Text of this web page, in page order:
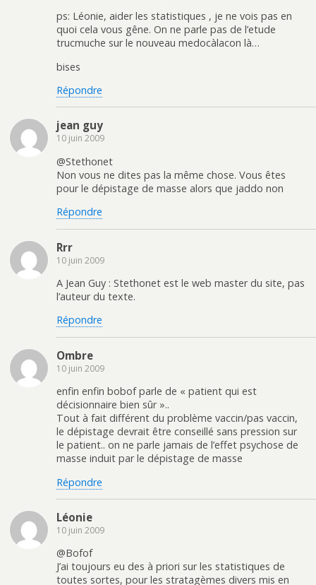
ps: Léonie, aider les statistiques , je ne vois pas en
quoi cela vous gêne. On ne parle pas de l’etude
trucmuche sur le nouveau medocàlacon là…
bises
Répondre
jean guy
10 juin 2009
@Stethonet
Non vous ne dites pas la même chose. Vous êtes
pour le dépistage de masse alors que jaddo non
Répondre
Rrr
10 juin 2009
A Jean Guy : Stethonet est le web master du site, pas
l’auteur du texte.
Répondre
Ombre
10 juin 2009
enfin enfin bobof parle de « patient qui est
décisionnaire bien sûr »..
Tout à fait différent du problème vaccin/pas vaccin,
le dépistage devrait être conseillé sans pression sur
le patient.. on ne parle jamais de l’effet psychose de
masse induit par le dépistage de masse
Répondre
Léonie
10 juin 2009
@Bofof
J’ai toujours eu des à priori sur les statistiques de
toutes sortes, pour les stratagèmes divers mis en